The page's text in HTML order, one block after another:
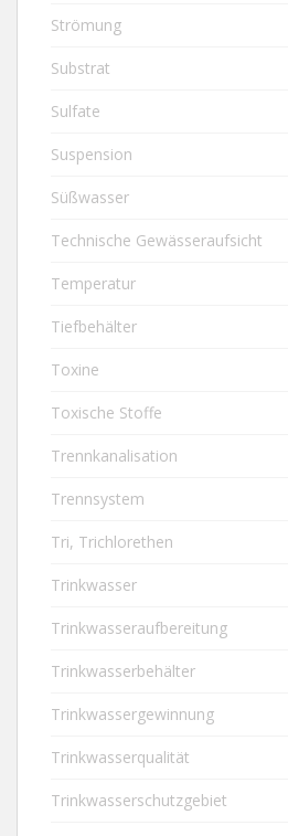
Strömung
Substrat
Sulfate
Suspension
Süßwasser
Technische Gewässeraufsicht
Temperatur
Tiefbehälter
Toxine
Toxische Stoffe
Trennkanalisation
Trennsystem
Tri, Trichlorethen
Trinkwasser
Trinkwasseraufbereitung
Trinkwasserbehälter
Trinkwassergewinnung
Trinkwasserqualität
Trinkwasserschutzgebiet